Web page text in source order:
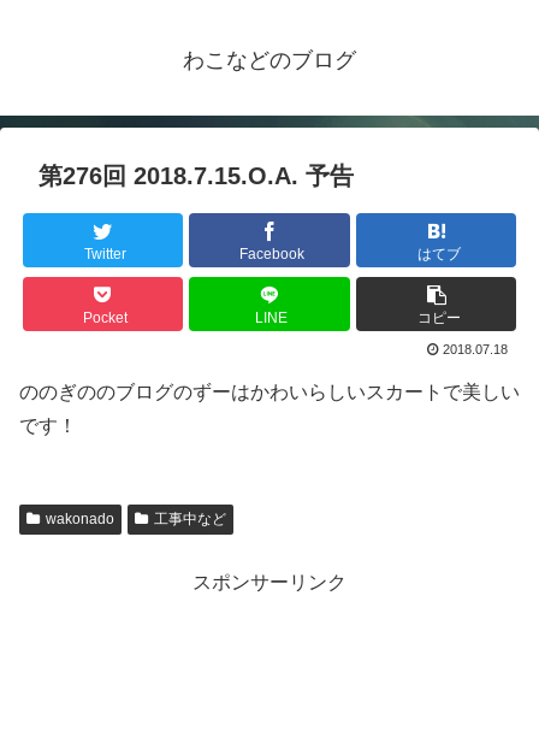
わこなどのブログ
第276回 2018.7.15.O.A. 予告
Twitter Facebook はてブ
Pocket LINE コピー
2018.07.18
ののぎののブログのずーはかわいらしいスカートで美しい
です！
wakonado 工事中など
スポンサーリンク